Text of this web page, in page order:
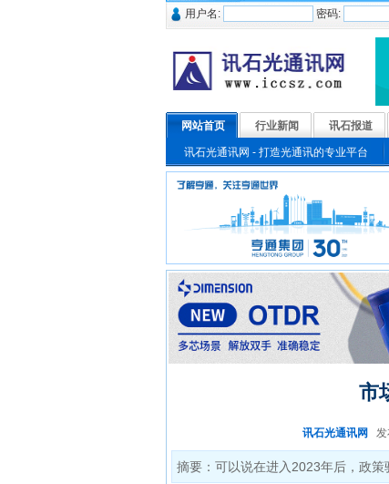
用户名: 密码:
网站首页 行业新闻 讯石报道
讯石光通讯网 - 打造光通讯的专业平台
市
讯石光通讯网 发
摘要：可以说在进入2023年后，政策